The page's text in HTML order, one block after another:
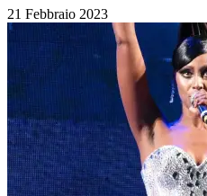
21 Febbraio 2023